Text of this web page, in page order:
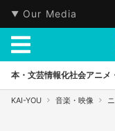
Our Media
本・文芸情報化社会アニメ
KAI-YOU 音楽・映像